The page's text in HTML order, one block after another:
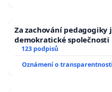
Za zachování pedagogiky
demokratické společnosti
123 podpisů
Oznámení o transparentnosti